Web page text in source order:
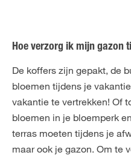
Hoe verzorg ik mijn gazon
De koffers zijn gepakt, de
bloemen tijdens je
vakantie te vertrekken! Of
bloemen in je bloemperk
terras moeten tijdens je
maar ook je gazon. Om te